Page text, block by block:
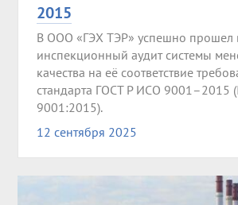
2015
В ООО «ГЭХ ТЭР» успешно прошел
инспекционный аудит системы
качества на её соответствие
стандарта ГОСТ Р ИСО 9001–2015
9001:2015).
12 сентября 2025